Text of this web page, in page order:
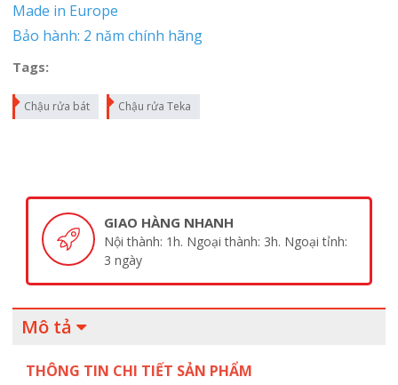
Made in Europe
Bảo hành: 2 năm chính hãng
Tags:
Chậu rửa bát Chậu rửa Teka
GIAO HÀNG NHANH
Nội thành: 1h. Ngoại thành: 3h. Ngoại tỉnh:
3 ngày
Mô tả
THÔNG TIN CHI TIẾT SẢN PHẨM